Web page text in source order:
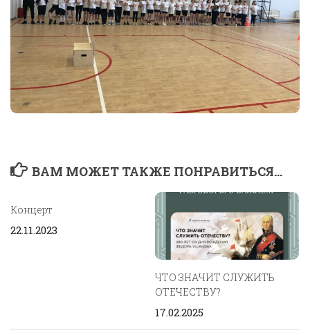
ВАМ МОЖЕТ ТАКЖЕ ПОНРАВИТЬСЯ...
Концерт
22.11.2023
ЧТО ЗНАЧИТ СЛУЖИТЬ
ОТЕЧЕСТВУ?
17.02.2025